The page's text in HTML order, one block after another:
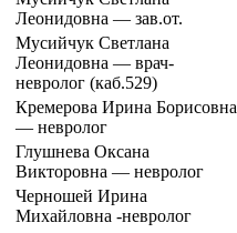
Леонидовна — зав.от.
Мусийчук Светлана
Леонидовна — врач-
невролог (каб.529)
Кремерова Ирина Борисовна
— невролог
Глушнева Оксана
Викторовна — невролог
Черношей Ирина
Михайловна -невролог